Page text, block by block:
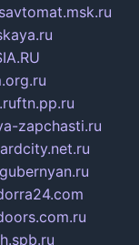
ftn.pp.ru
zapchasti.ru
gubernyan.ru